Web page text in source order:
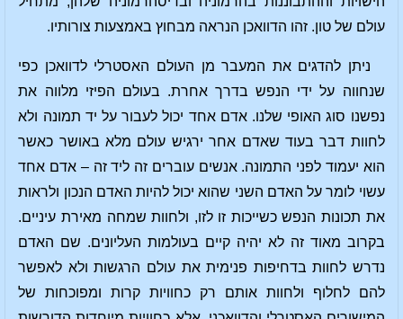
עולם של טון. זהו הדוואכן הנראה מבחוץ באמצעות צורותיו.
ניתן להדגים את המעבר מן העולם האסטרלי לדוואכן כפי
שנחווה על ידי הנפש בדרך אחרת. בעולם הפיזי מלווה את
נפשנו סוג האופי שלנו. אדם אחד יכול לעבור על יד תמונה ולא
לחוות דבר בעוד שאדם אחר ירגיש עולם מלא באושר כאשר
הוא יעמוד לפני התמונה. אנשים עוברים זה ליד זה – אדם אחד
עשוי לומר על האדם השני שהוא יכול להיות האדם הנכון ולראות
את תכונות הנפש כשייכות זו לזו, ולחוות שמחה מאירת עיניים.
בקרוב מאוד זה לא יהיה קיים בעולמות העליונים. שם האדם
נדרש לחוות בדחיפות פנימית את עולם הרגשות ולא לאפשר
להם לחלוף ולחוות אותם רק כחוויות קרות ומפוכחות של